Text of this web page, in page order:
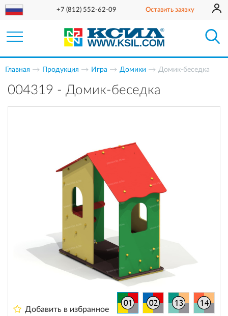
+7 (812) 552-62-09 Оставить заявку
Главная Продукция Игра Домики Домик-беседка
004319 - Домик-беседка
Добавить в избранное